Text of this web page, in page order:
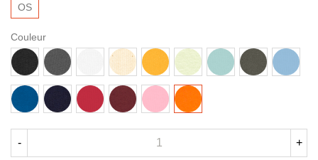
OS
Couleur
Noir
Anthracite
Natural
Raw
Spectra
Yellow
Stem
Green
Caribbean
Blue
Khaki
Sky
blue
Royal
Blue
French
Navy
Rouge BurgundyCotton
Pink
Bright
Orange
- +